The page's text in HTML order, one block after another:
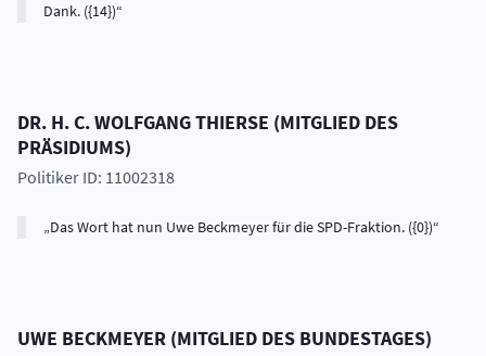
Dank. ({14})
DR. H. C.WOLFGANGTHIERSE (MITGLIED DES
PRÄSIDIUMS)
Politiker ID: 11002318
Das Wort hat nun Uwe Beckmeyer für die SPD-Fraktion. ({0})
UWE BECKMEYER (MITGLIED DES BUNDESTAGES)